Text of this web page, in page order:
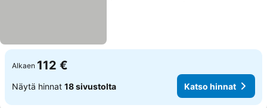
Alkaen 112 €
Näytä hinnat 18 sivustolta Katso hinnat